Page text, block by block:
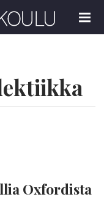
MENU
Oxfordista